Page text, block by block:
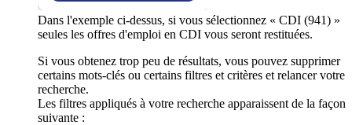
Dans l'exemple ci-dessus, si vous sélectionnez « CDI (941) »
seules les offres d'emploi en CDI vous seront restituées.
Si vous obtenez trop peu de résultats, vous pouvez supprimer
certains mots-clés ou certains filtres et critères et relancer votre
recherche.
Les filtres appliqués à votre recherche apparaissent de la façon
suivante :